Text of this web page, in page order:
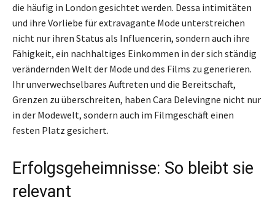
die häufig in London gesichtet werden. Dessa intimitäten
und ihre Vorliebe für extravagante Mode unterstreichen
nicht nur ihren Status als Influencerin, sondern auch ihre
Fähigkeit, ein nachhaltiges Einkommen in der sich ständig
verändernden Welt der Mode und des Films zu generieren.
Ihr unverwechselbares Auftreten und die Bereitschaft,
Grenzen zu überschreiten, haben Cara Delevingne nicht nur
in der Modewelt, sondern auch im Filmgeschäft einen
festen Platz gesichert.
Erfolgsgeheimnisse: So bleibt sie
relevant